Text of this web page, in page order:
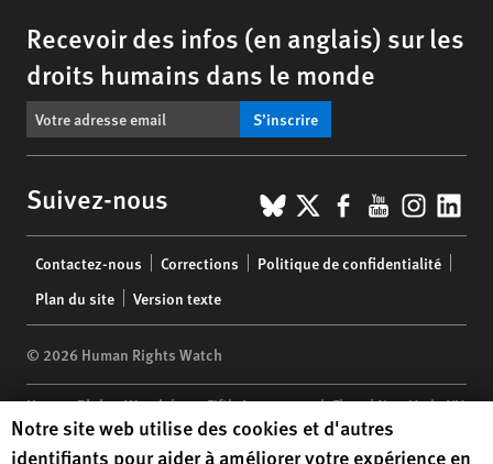
Recevoir des infos (en anglais) sur les
droits humains dans le monde
S’inscrire
Suivez-nous BlueSky
X Facebook
YouTube
menu
Contactez-nous Corrections
Politique de confidentialité
Plan du site
Version texte
© 2026 Human Rights Watch
Human Rights Watch| 350 Fifth Avenue, 34th Floor | New York,NY
10118-3299USA |t1.212.290.4700
Human Rights Watch cookie preferences
Notre site web utilise des cookies et d'autres
identifiants pour aider à améliorer votre expérience en